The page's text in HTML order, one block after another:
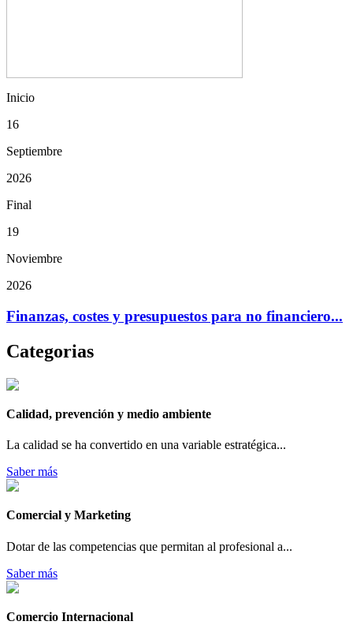
Inicio
16
Septiembre
2026
Final
19
Noviembre
2026
Finanzas, costes y presupuestos para no financiero...
Categorias
Calidad, prevención y medio ambiente
La calidad se ha convertido en una variable estratégica...
Saber más
Comercial y Marketing
Dotar de las competencias que permitan al profesional a...
Saber más
Comercio Internacional